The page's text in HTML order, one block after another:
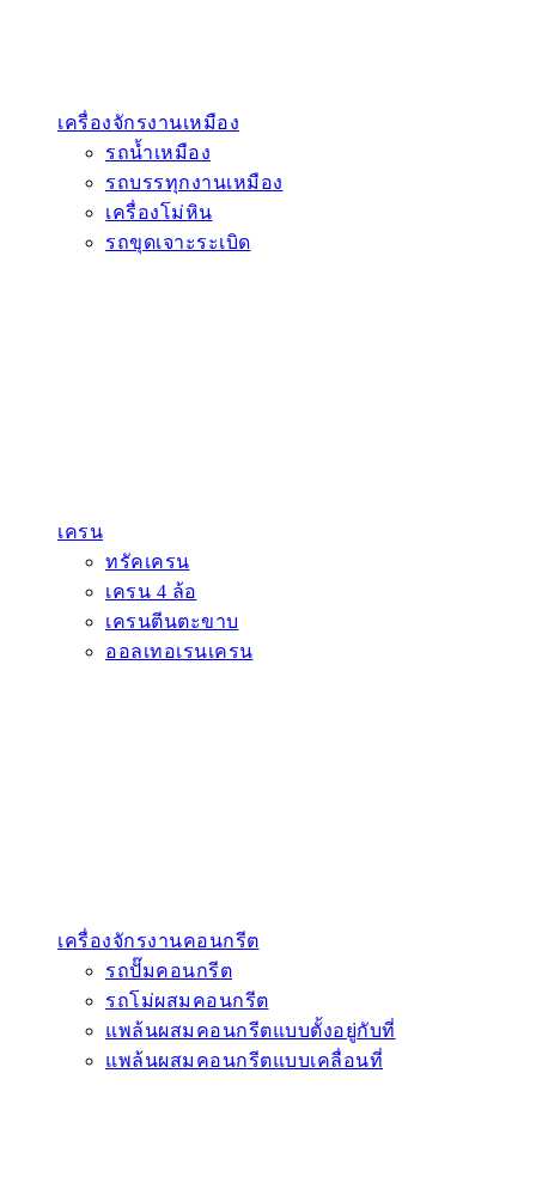
เครื่องจักรงานเหมือง
รถน้ำเหมือง
รถบรรทุกงานเหมือง
เครื่องโม่หิน
รถขุดเจาะระเบิด
เครน
ทรัคเครน
เครน 4 ล้อ
เครนตีนตะขาบ
ออลเทอเรนเครน
เครื่องจักรงานคอนกรีต
รถปั๊มคอนกรีต
รถโม่ผสมคอนกรีต
แพล้นผสมคอนกรีตแบบตั้งอยู่กับที่
แพล้นผสมคอนกรีตแบบเคลื่อนที่